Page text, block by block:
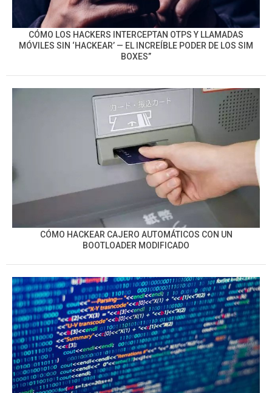
CÓMO LOS HACKERS INTERCEPTAN OTPS Y LLAMADAS
MÓVILES SIN ‘HACKEAR’ — EL INCREÍBLE PODER DE LOS SIM
BOXES”
CÓMO HACKEAR CAJERO AUTOMÁTICOS CON UN
BOOTLOADER MODIFICADO